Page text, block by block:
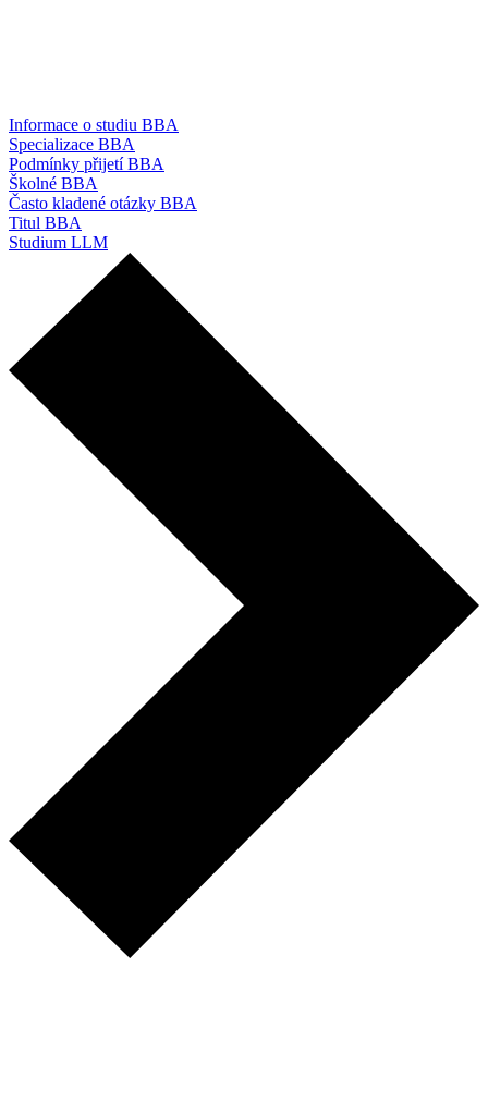
Informace o studiu BBA
Specializace BBA
Podmínky přijetí BBA
Školné BBA
Často kladené otázky BBA
Titul BBA
Studium LLM